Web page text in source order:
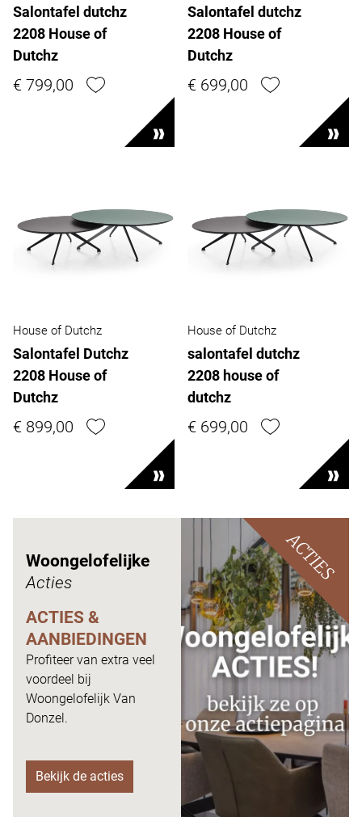
Salontafel dutchz
2208 House of
Dutchz
€ 799,00
Salontafel dutchz
2208 House of
Dutchz
€ 699,00
House of Dutchz
Salontafel Dutchz
2208 House of
Dutchz
€ 899,00
House of Dutchz
salontafel dutchz
2208 house of
dutchz
€ 699,00
Woongelofelijke
Acties
ACTIES &
AANBIEDINGEN
Profiteer van extra veel
voordeel bij
Woongelofelijk Van
Donzel.
Bekijk de acties
ACTIES